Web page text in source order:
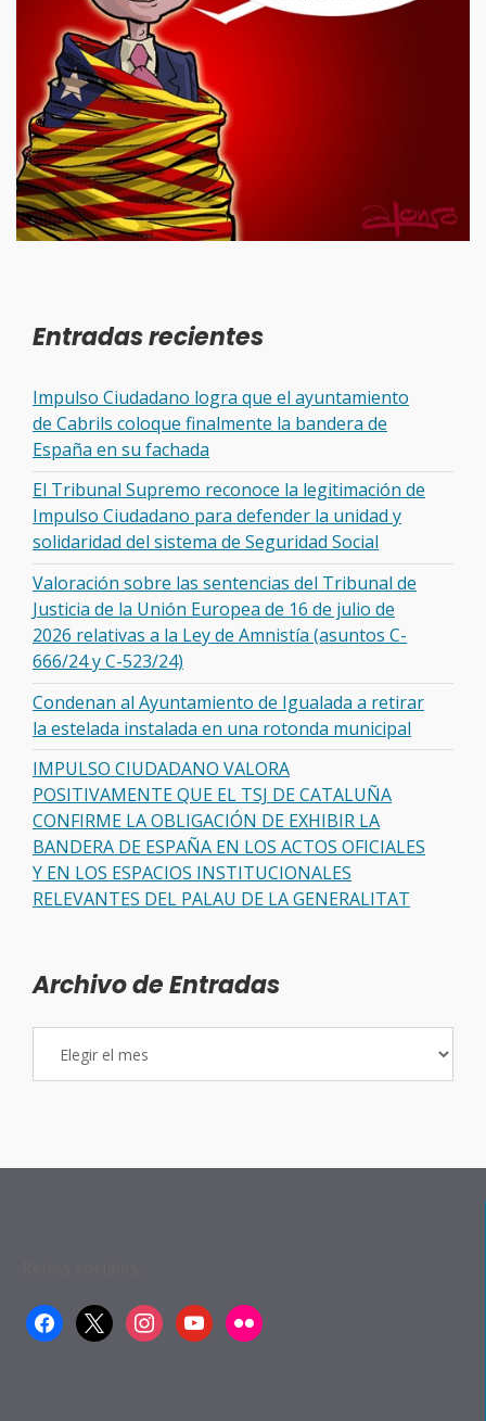
Entradas recientes
Impulso Ciudadano logra que el ayuntamiento
de Cabrils coloque finalmente la bandera de
España en su fachada
El Tribunal Supremo reconoce la legitimación de
Impulso Ciudadano para defender la unidad y
solidaridad del sistema de Seguridad Social
Valoración sobre las sentencias del Tribunal de
Justicia de la Unión Europea de 16 de julio de
2026 relativas a la Ley de Amnistía (asuntos C-
666/24 y C-523/24)
Condenan al Ayuntamiento de Igualada a retirar
la estelada instalada en una rotonda municipal
IMPULSO CIUDADANO VALORA
POSITIVAMENTE QUE EL TSJ DE CATALUÑA
CONFIRME LA OBLIGACIÓN DE EXHIBIR LA
BANDERA DE ESPAÑA EN LOS ACTOS OFICIALES
Y EN LOS ESPACIOS INSTITUCIONALES
RELEVANTES DEL PALAU DE LA GENERALITAT
Archivo de Entradas
facebook
x instagramyoutubeflickr